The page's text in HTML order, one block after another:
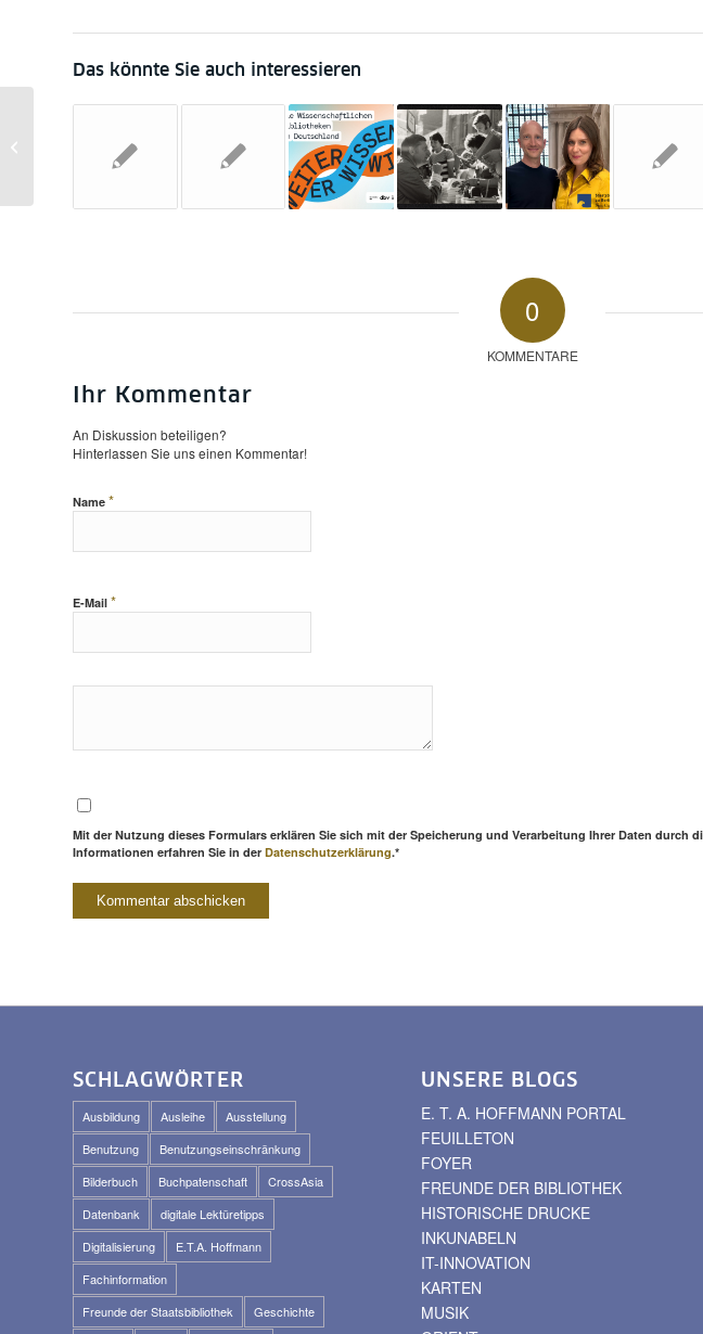
Das könnte Sie auch interessieren
0
KOMMENTARE
Ihr Kommentar
An Diskussion beteiligen?
Hinterlassen Sie uns einen Kommentar!
Name *
E-Mail *
Mit der Nutzung dieses Formulars erklären Sie sich mit der Speicherung und Verarbeitung Ihrer Daten durch
Informationen erfahren Sie in der Datenschutzerklärung.*
SCHLAGWÖRTER
Ausbildung Ausleihe
Ausstellung
Benutzung
Benutzungseinschränkung
Bilderbuch
Buchpatenschaft
CrossAsia
Datenbank
digitale Lektüretipps
Digitalisierung
E.T.A. Hoffmann
Fachinformation
Freunde der Staatsbibliothek
Geschichte
UNSERE BLOGS
E. T. A. HOFFMANN PORTAL
FEUILLETON
FOYER
FREUNDE DER BIBLIOTHEK
HISTORISCHE DRUCKE
INKUNABELN
IT-INNOVATION
KARTEN
MUSIK
Regalen sind weg! | O